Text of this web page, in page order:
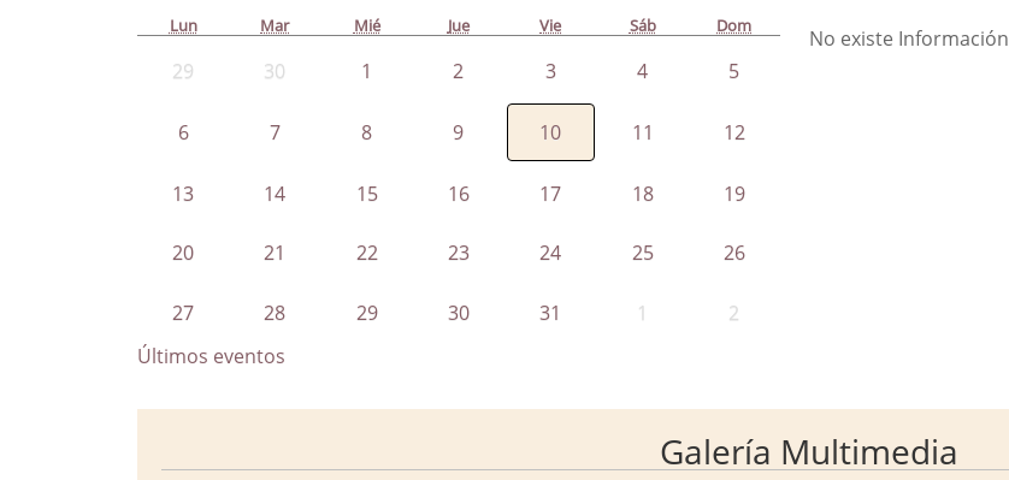
Lun Mar Mié Jue Vie Sáb Dom
29 30 1 2 3 4 5
6 7 8 9 10 11 12
13 14 15 16 17 18 19
20 21 22 23 24 25 26
27 28 29 30 31 1 2
No existe Información
Últimos eventos
Galería Multimedia